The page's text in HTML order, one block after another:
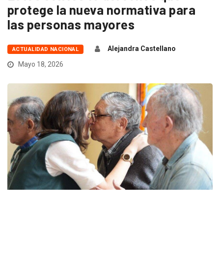
protege la nueva normativa para
las personas mayores
ACTUALIDAD NACIONAL
Alejandra Castellano
Mayo 18, 2026